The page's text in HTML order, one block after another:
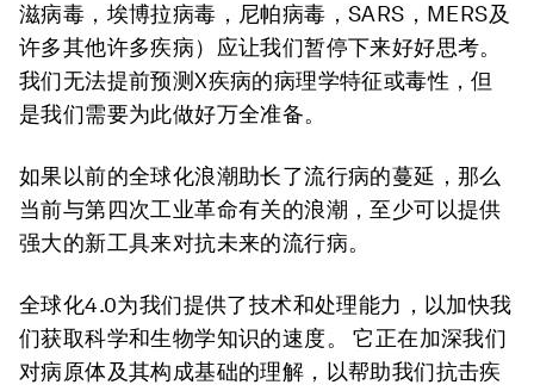
滋病毒，埃博拉病毒，尼帕病毒，SARS，MERS及
许多其他许多疾病）应让我们暂停下来好好思考。
我们无法提前预测X疾病的病理学特征或毒性，但
是我们需要为此做好万全准备。
如果以前的全球化浪潮助长了流行病的蔓延，那么
当前与第四次工业革命有关的浪潮，至少可以提供
强大的新工具来对抗未来的流行病。
全球化4.0为我们提供了技术和处理能力，以加快我
们获取科学和生物学知识的速度。 它正在加深我们
对病原体及其构成基础的理解，以帮助我们抗击疾